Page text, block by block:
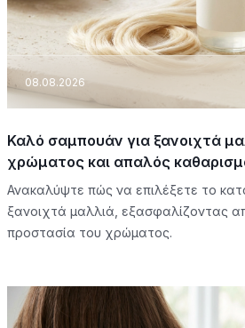
08.08.2026
Καλό σαμπουάν για ξανοιχτά
χρώματος και απαλός
Ανακαλύψτε πώς να επιλέξετε το
ξανοιχτά μαλλιά, εξασφαλίζοντας
προστασία του χρώματος.